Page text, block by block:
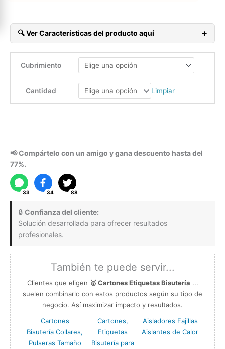
🔍 Ver Características del producto aquí +
Envío Gratis a toda Colombia continental.
Diseño Gratis (limitado) Aplican TyC.
Tiempo de Producción: 4 días promedio. Aplican TyC.
Paga con Tarjeta Crédito/Débito o Nequi.
1.000
Cubrimiento
Cantidad Limpiar
📢 Compártelo con un amigo y gana descuento hasta del
77%.
33 34 88
🔒 Confianza del cliente:
Solución desarrollada para ofrecer resultados
profesionales.
También te puede servir...
Clientes que eligen 🥇 Cartones Etiquetas Bisutería ...
suelen combinarlo con estos productos según su tipo de
negocio. Así maximizar impacto y resultados.
Cartones
Bisutería Collares,
Pulseras Tamaño
Cartones,
Etiquetas
Bisutería para
Aisladores Fajillas
Aislantes de Calor